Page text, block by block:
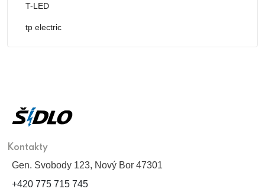
T-LED
tp electric
Kontakty
Gen. Svobody 123, Nový Bor 47301
+420 775 715 745